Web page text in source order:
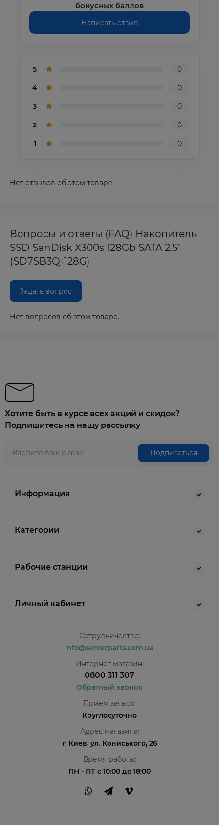
бонусных баллов
Написать отзыв
5 0
4 0
3 0
2 0
1 0
Нет отзывов об этом товаре.
Вопросы и ответы (FAQ) Накопитель
SSD SanDisk X300s 128Gb SATA 2.5"
(SD7SB3Q-128G)
Задать вопрос
Нет вопросов об этом товаре.
Хотите быть в курсе всех акций и скидок?
Подпишитесь на нашу рассылку
Подписаться
Информация
Категории
Рабочие станции
Личный кабинет
Сотрудничество:
info@serverparts.com.ua
Интернет магазин:
0800 311 307
Обратный звонок
Прием заявок:
Круглосуточно
Адрес магазина:
г. Киев, ул. Кониського, 26
Время работы:
ПН - ПТ с 10:00 до 18:00